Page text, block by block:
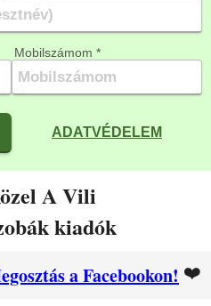
Mobilszámom *
ADATVÉDELEM
A Vili
kiadók
a Facebookon! ❤️